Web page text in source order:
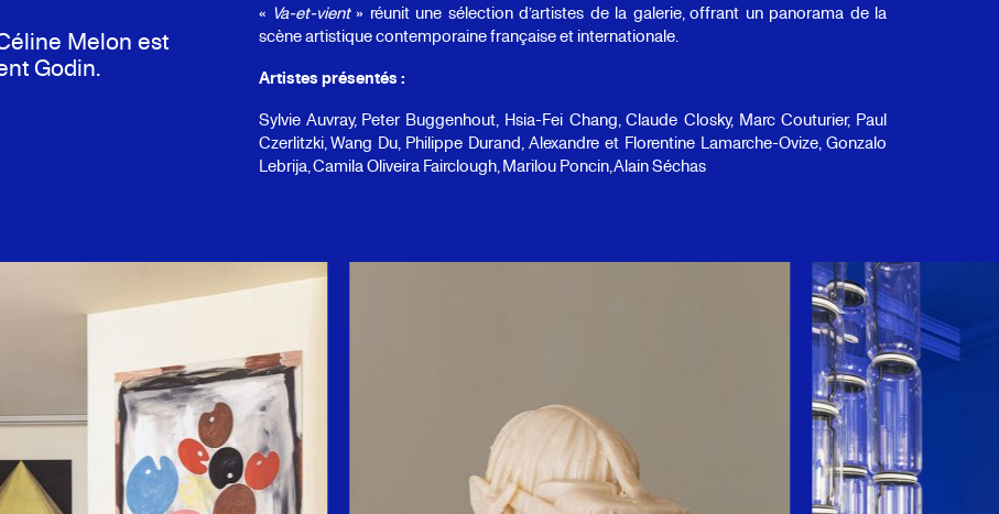
Melon est
Godin.
« Va-et-vient» réunit une sélection d’artistes de la galerie, offrant un panorama de la
scène artistique contemporaine française et internationale.
Artistes présentés :
Sylvie Auvray, Peter Buggenhout, Hsia-Fei Chang, Claude Closky, Marc Couturier, Paul
Czerlitzki, Wang Du, Philippe Durand, Alexandre et Florentine Lamarche-Ovize, Gonzalo
Lebrija, Camila Oliveira Fairclough, Marilou Poncin, Alain Séchas